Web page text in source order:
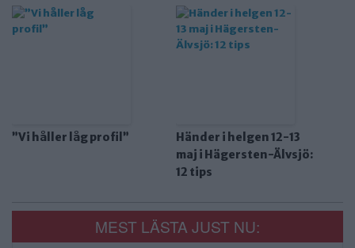
”Vi håller låg profil”
Händer i helgen 12-13
maj i Hägersten-Älvsjö:
12 tips
MEST LÄSTA JUST NU: